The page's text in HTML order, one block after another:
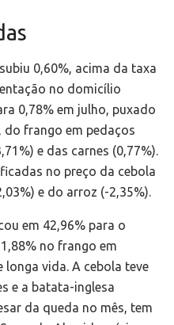
0,60%, acima da taxa
no domicílio
0,78% em julho, puxado
do frango em pedaços
e das carnes (0,77%).
no preço da cebola
e do arroz (-2,35%).
em 42,96% para o
no frango em
longa vida. A cebola teve
e a batata-inglesa
da queda no mês, tem